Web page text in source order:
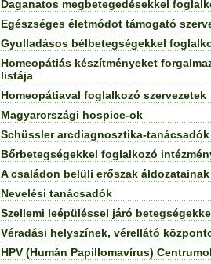
Daganatos megbetegedésekkel
Egészséges életmódot támogató
Gyulladásos bélbetegségekkel
Homeopátiás készítményeket
listája
Homeopátiaval foglalkozó szervezetek
Magyarországi hospice-ok
Schüssler arcdiagnosztika-
Bőrbetegségekkel foglalkozó
A családon belüli erőszak
Nevelési tanácsadók
Szellemi leépüléssel járó
Véradási helyszínek, vérellátó
HPV (Humán Papillomavírus)